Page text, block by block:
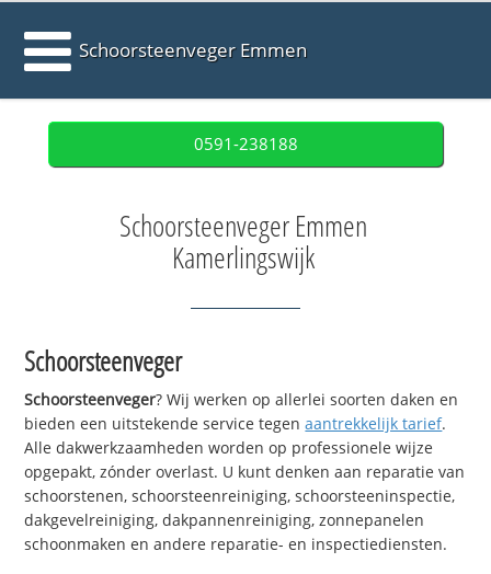
Schoorsteenveger Emmen
0591-238188
Schoorsteenveger Emmen
Kamerlingswijk
Schoorsteenveger
Schoorsteenveger? Wij werken op allerlei soorten daken en
bieden een uitstekende service tegenaantrekkelijk tarief.
Alle dakwerkzaamheden worden op professionele wijze
opgepakt, zónder overlast. U kunt denken aan reparatie van
schoorstenen, schoorsteenreiniging, schoorsteeninspectie,
dakgevelreiniging, dakpannenreiniging, zonnepanelen
schoonmaken en andere reparatie- en inspectiediensten.